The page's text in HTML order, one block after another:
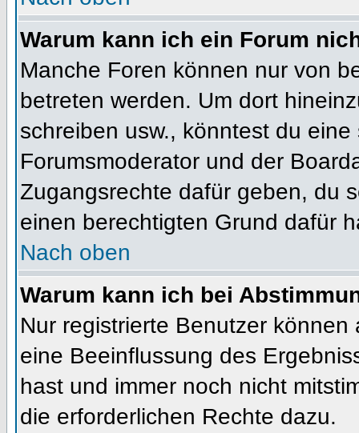
Warum kann ich ein Forum
Manche Foren können nur von
betreten werden. Um dort
schreiben usw., könntest du
Forumsmoderator und der
Zugangsrechte dafür geben, du
einen berechtigten Grund dafür
Nach oben
Warum kann ich bei
Nur registrierte Benutzer
eine Beeinflussung des
hast und immer noch nicht
die erforderlichen Rechte dazu.